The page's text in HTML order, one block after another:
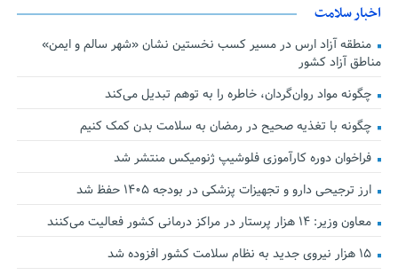
اخبار سلامت
منطقه آزاد ارس در مسیر کسب نخستین نشان «شهر سالم و ایمن»
مناطق آزاد کشور
چگونه مواد روان‌گردان، خاطره را به توهم تبدیل می‌کند
چگونه با تغذیه صحیح در رمضان به سلامت بدن کمک کنیم
فراخوان دوره کارآموزی فلوشیپ ژنومیکس منتشر شد
ارز ترجیحی دارو و تجهیزات پزشکی در بودجه ۱۴۰۵ حفظ شد
معاون وزیر: ۱۴ هزار پرستار در مراکز درمانی کشور فعالیت می‌کنند
۱۵ هزار نیروی جدید به نظام سلامت کشور افزوده شد